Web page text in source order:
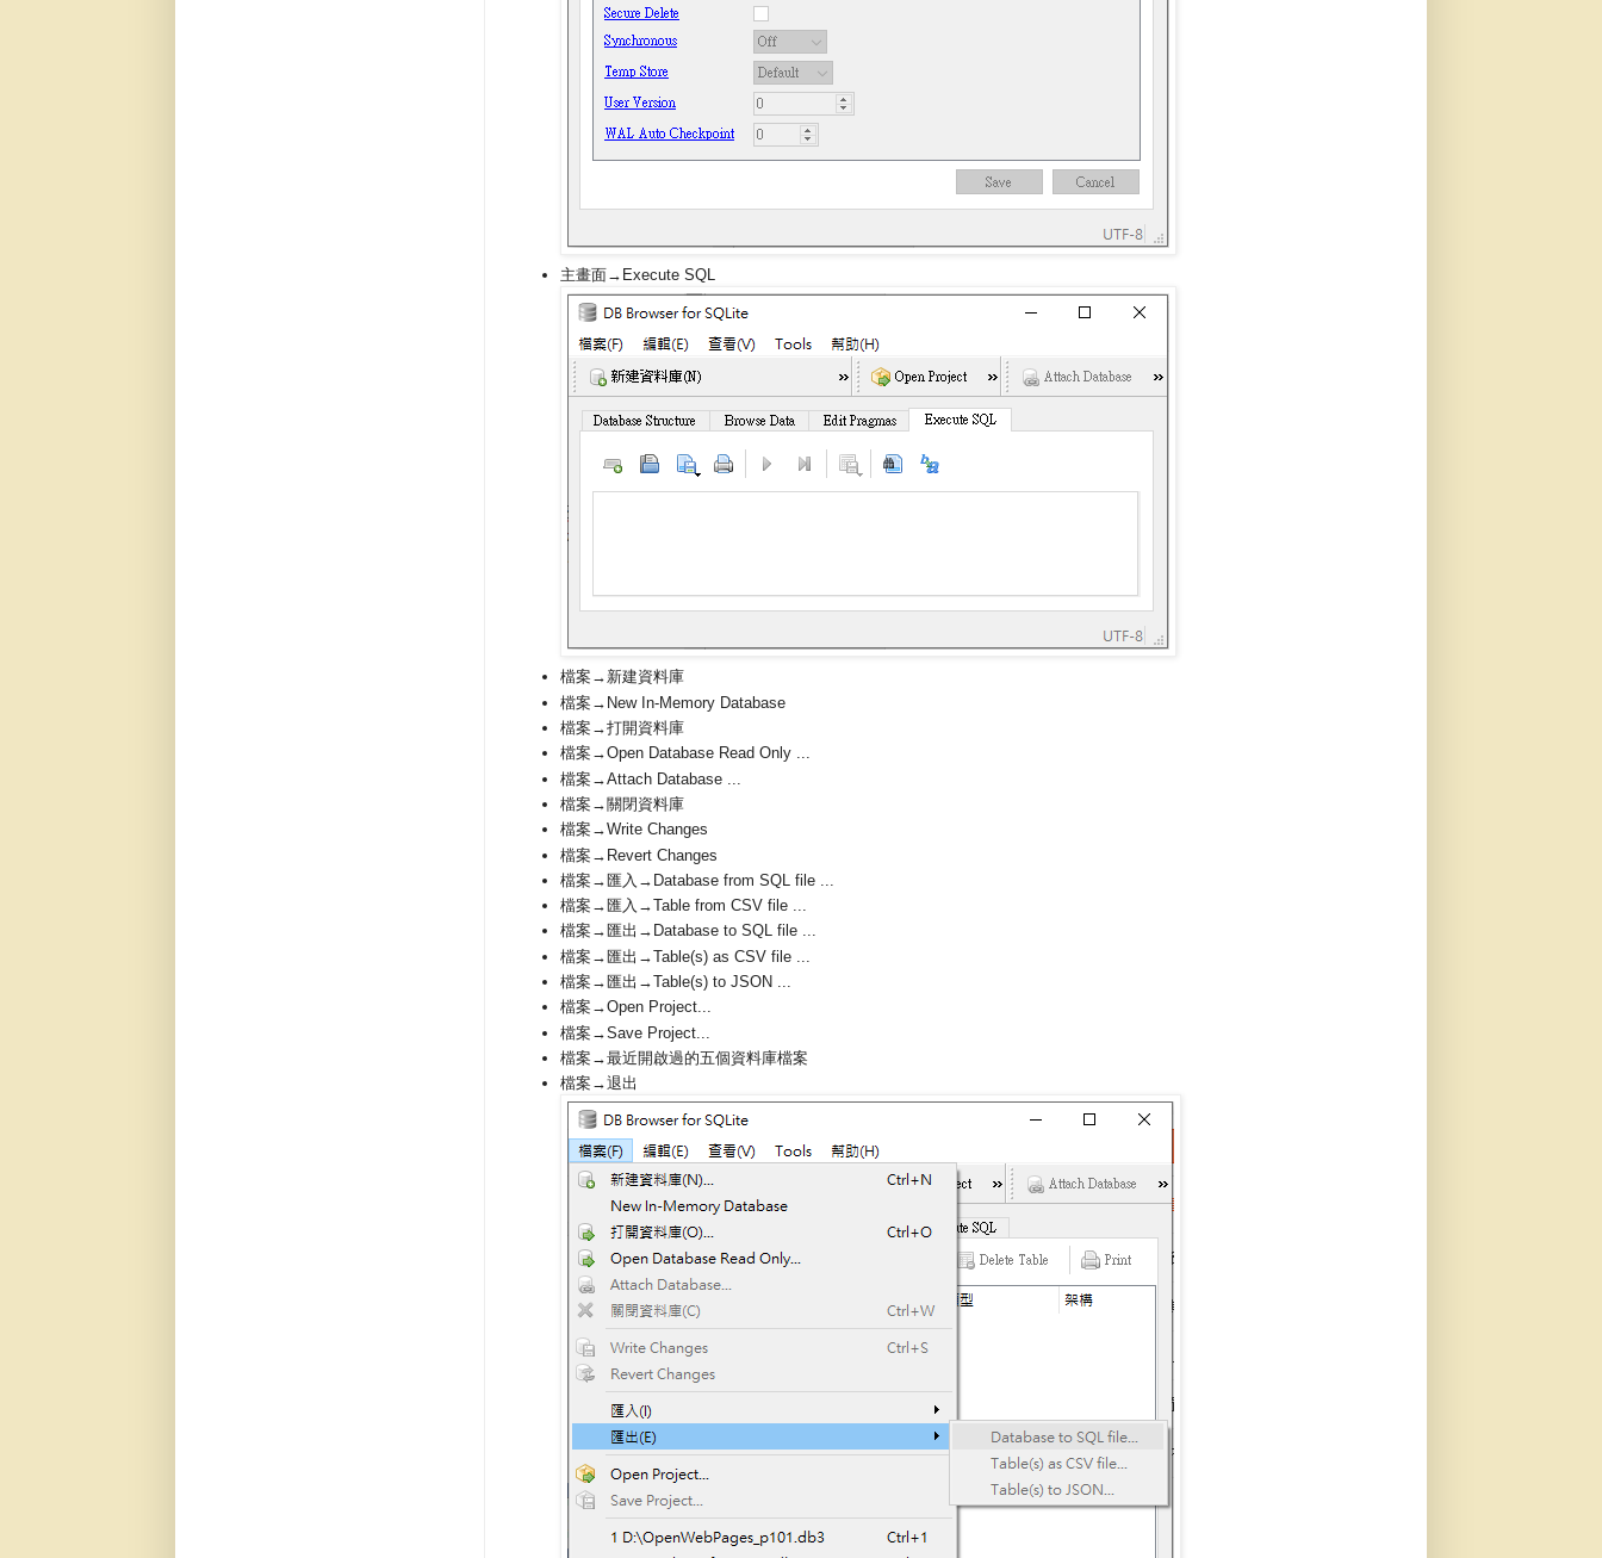
主畫面→Execute SQL
檔案→新建資料庫
檔案→New In-Memory Database
檔案→打開資料庫
檔案→Open Database Read Only ...
檔案→Attach Database ...
檔案→關閉資料庫
檔案→Write Changes
檔案→Revert Changes
檔案→匯入→Database from SQL file ...
檔案→匯入→Table from CSV file ...
檔案→匯出→Database to SQL file ...
檔案→匯出→Table(s) as CSV file ...
檔案→匯出→Table(s) to JSON ...
檔案→Open Project...
檔案→Save Project...
檔案→最近開啟過的五個資料庫檔案
檔案→退出